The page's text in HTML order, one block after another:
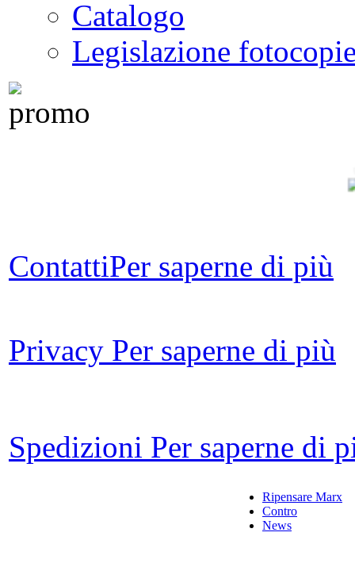
Catalogo
Legislazione
ContattiPer saperne di più
Privacy Per saperne di più
Spedizioni Per saperne di
Ripensare Marx
Contro
News